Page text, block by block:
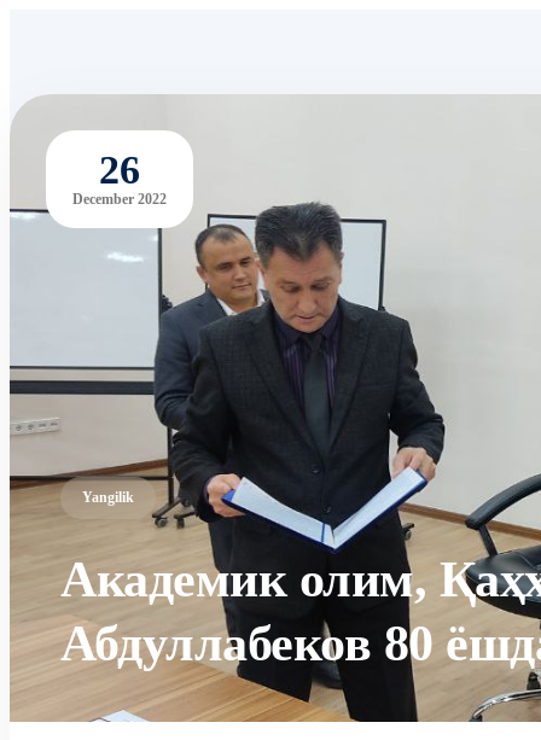
26
December 2022
Yangilik
Академик олим,
Абдуллабеков 80